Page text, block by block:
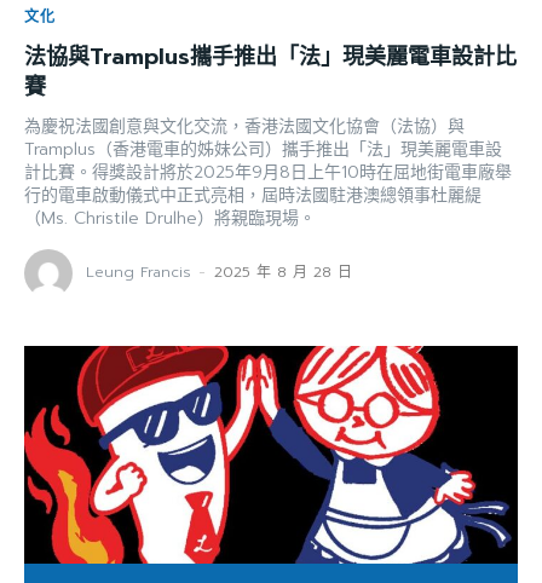
文化
法協與Tramplus攜手推出「法」現美麗電車設計比
賽
為慶祝法國創意與文化交流，香港法國文化協會（法協）與
Tramplus（香港電車的姊妹公司）攜手推出「法」現美麗電車設
計比賽。得獎設計將於2025年9月8日上午10時在屈地街電車廠舉
行的電車啟動儀式中正式亮相，屆時法國駐港澳總領事杜麗緹
（Ms. Christile Drulhe）將親臨現場。
Leung Francis - 2025 年 8 月 28 日